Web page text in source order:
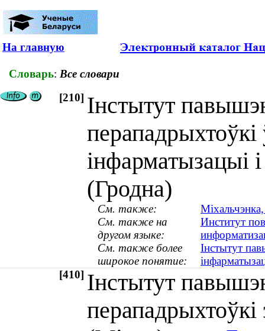
На главную
Словарь: Все словари
[210] Інстытут
перападрыхтоўкі
інфарматызацыі
(Гродна)
См. также:
См. также на
другом языке:
Институт
См. также более
широкое понятие:
Інстытут
[410] Інстытут